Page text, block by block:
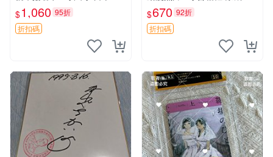
古正品 隨機附泡沫包裝 國際
速遞 女武神卡片 哈迪斯簽名
簽名卡周邊
$1,060 95折
折扣碼
直賣 千與千尋 簽名照 相片收
藏
$670 92折
折扣碼